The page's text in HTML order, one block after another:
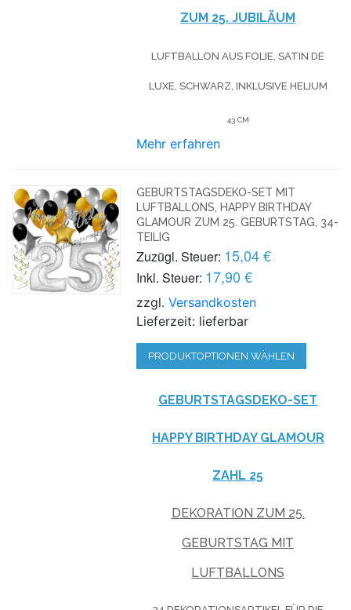
ZUM 25. JUBILÄUM
LUFTBALLON AUS FOLIE, SATIN DE
LUXE, SCHWARZ, INKLUSIVE HELIUM
43 CM
Mehr erfahren
GEBURTSTAGSDEKO-SET MIT
LUFTBALLONS, HAPPY BIRTHDAY
GLAMOUR ZUM 25. GEBURTSTAG, 34-
TEILIG
Zuzügl. Steuer: 15,04 €
Inkl. Steuer: 17,90 €
zzgl.Versandkosten
Lieferzeit: lieferbar
PRODUKTOPTIONEN WÄHLEN
GEBURTSTAGSDEKO-SET
HAPPY BIRTHDAY GLAMOUR
ZAHL 25
DEKORATION ZUM 25.
GEBURTSTAG MIT
LUFTBALLONS